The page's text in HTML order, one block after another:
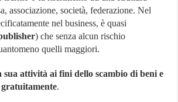
associazione, società, federazione. Nel
nel business, è quasi
) che senza alcun rischio
quelli maggiori.
sua attività ai fini dello scambio di beni e
.